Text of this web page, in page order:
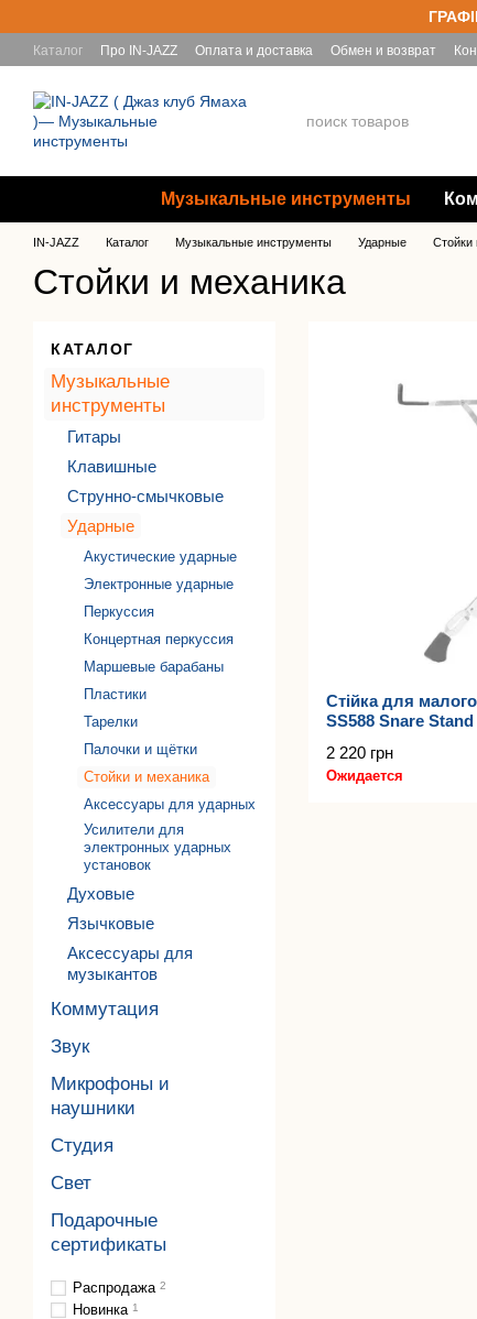
Каталог Про IN-JAZZ Оплата и доставка Обмен и возврат
Музыкальные инструменты
IN-JAZZ Каталог Музыкальные инструменты Ударные Стойки
Стойки и механика
Стійка для
SS588 Snare Stand
2 220 грн
Ожидается
КАТАЛОГ
Музыкальные
инструменты
Гитары
Клавишные
Струнно-смычковые
Ударные
Акустические ударные
Электронные ударные
Перкуссия
Концертная перкуссия
Маршевые барабаны
Пластики
Тарелки
Палочки и щётки
Стойки и механика
Аксессуары для ударных
Усилители для
электронных ударных
установок
Духовые
Язычковые
Аксессуары для
музыкантов
Коммутация
Звук
Микрофоны и
наушники
Студия
Свет
Подарочные
сертификаты
Распродажа 2
Новинка 1